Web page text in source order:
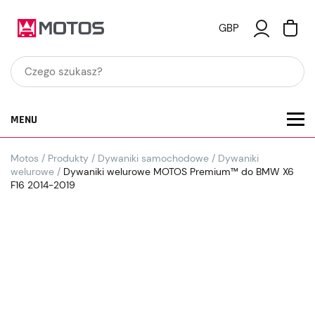
GBP
MENU
Motos / Produkty / Dywaniki samochodowe / Dywaniki
welurowe / Dywaniki welurowe MOTOS Premium™ do BMW X6
F16 2014-2019